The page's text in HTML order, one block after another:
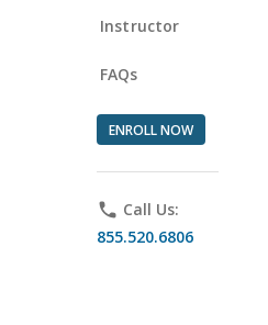
Instructor
FAQs
ENROLL NOW
phone Call Us:
855.520.6806